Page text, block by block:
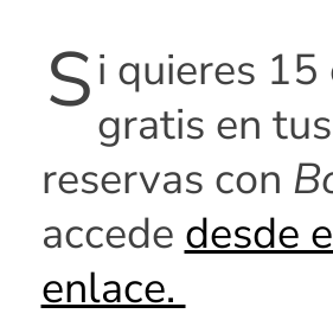
Si quieres 15
gratis en tus
reservas con
accededesde
enlace.